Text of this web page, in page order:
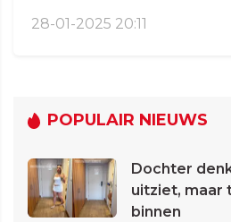
28-01-2025 20:11
POPULAIR NIEUWS
Dochter
uitziet, maar
binnen